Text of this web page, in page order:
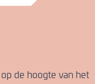
de hoogte van het